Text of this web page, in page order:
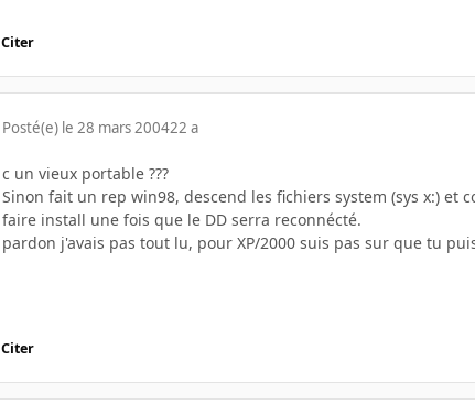
Citer
Posté(e) le 28 mars 200422 a
c un vieux portable ???
Sinon fait un rep win98, descend les fichiers system (sys x:) et
faire install une fois que le DD serra reconnécté.
pardon j'avais pas tout lu, pour XP/2000 suis pas sur que tu
Citer